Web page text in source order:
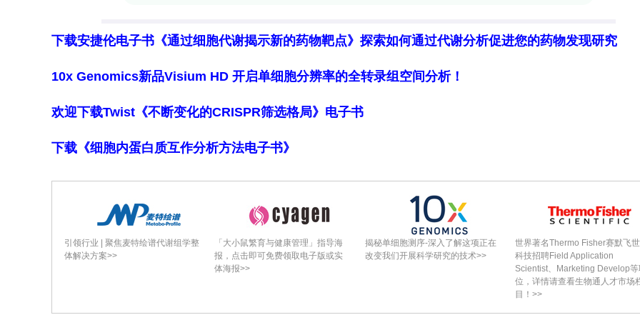
瘤功能。
本研究成功地开发并验证了一种革命性的、用于体内直接生成CAR-T细胞的病毒递送平台。
平台的核心创新在于整合了三大优势：一是选用
抗体（VHH） 作为靶向域，克服了传统scFv的局限性，实现了对T细胞（通过靶向CD7）的
这项研究的重大意义在于，它为克服当前CAR-T疗法面临的可及性 生产流程瓶颈提
了一条极具前景的全新路径。通过将复杂的CAR-T制造过程从昂贵的“洁净车间”转移到患者
内，有望极大地简化治疗流程、缩短等待时间、降低生产成本，从而推动CAR-T疗法向更广
的患者群体普及，真正迈向“现货型”细胞免疫治疗的时代。尽管从实验室研究到临床应用仍
下载安捷伦电子书《通过细胞代谢揭示新的药物靶点》探索如何通过代谢分析促进您的药物发现研究
10x Genomics新品Visium HD 开启单细胞分辨率的全转录组空间分析！
欢迎下载Twist《不断变化的CRISPR筛选格局》电子书
下载《细胞内蛋白质互作分析方法电子书》
引领行业 | 聚焦麦特绘谱代谢组学整
体解决方案>>
「大小鼠繁育与健康管理」指导海
报，点击即可免费领取电子版或实
体海报>>
揭秘单细胞测序-深入了解这项正在
改变我们开展科学研究的技术>>
世界著名Thermo Fisher赛默飞
科技招聘Field Application
Scientist、Marketing Develop等
位，详情请查看生物通人才市场
目！>>